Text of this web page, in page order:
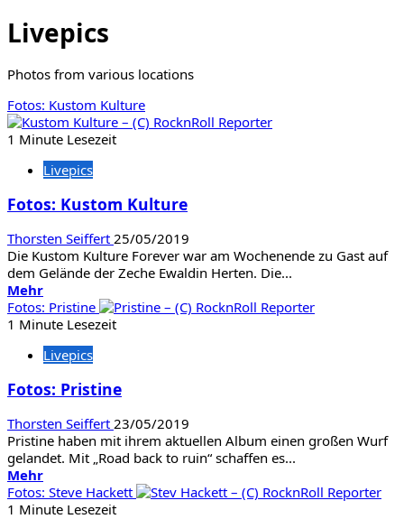
Livepics
Photos from various locations
Fotos: Kustom Kulture
1 Minute Lesezeit
Livepics
Fotos: Kustom Kulture
Thorsten Seiffert 25/05/2019
Die Kustom Kulture Forever war am Wochenende zu Gast auf
dem Gelände der Zeche Ewaldin Herten. Die...
MehrMehr
Informationen
über
Kustom
Fotos: Pristine
1 Minute Lesezeit
Livepics
Fotos: Pristine
Thorsten Seiffert 23/05/2019
Pristine haben mit ihrem aktuellen Album einen großen Wurf
gelandet. Mit „Road back to ruin“ schaffen es...
MehrMehr
Informationen
über
Fotos: Steve Hackett
1 Minute Lesezeit